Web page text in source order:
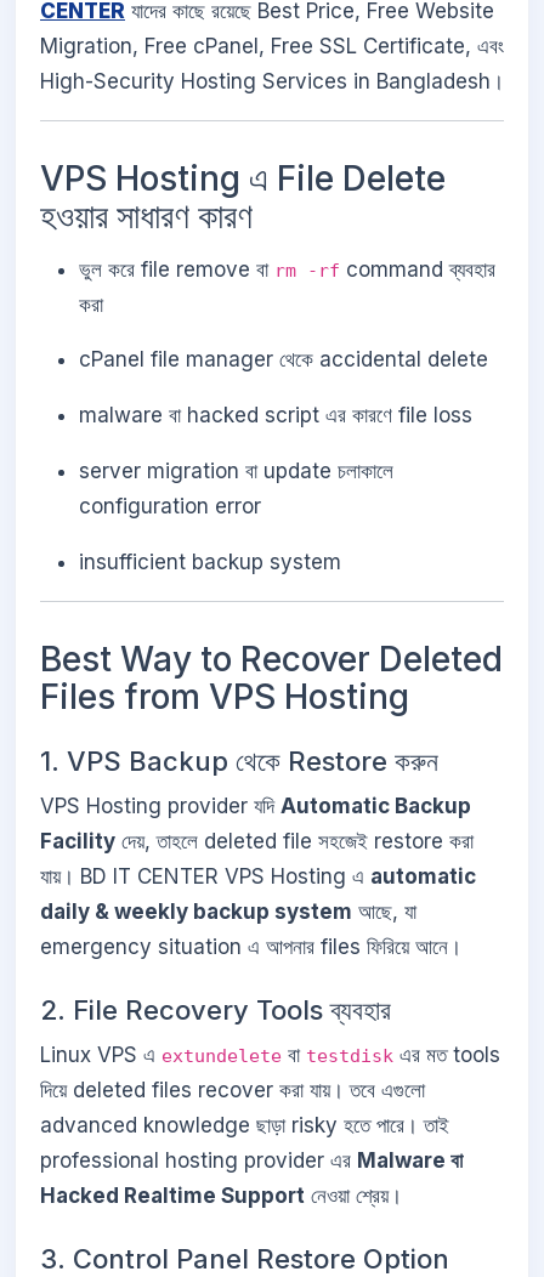
CENTER যাদের কাছে রয়েছে Best Price, Free Website
Migration, Free cPanel, Free SSL Certificate, এবং
High-Security Hosting Services in Bangladesh।
VPS Hosting এ File Delete
হওয়ার সাধারণ কারণ
ভুল করে file remove বা rm -rf command ব্যবহার
করা
cPanel file manager থেকে accidental delete
malware বা hacked script এর কারণে file loss
server migration বা update চলাকালে
configuration error
insufficient backup system
Best Way to Recover Deleted
Files from VPS Hosting
1. VPS Backup থেকে Restore করুন
VPS Hosting provider যদি Automatic Backup
Facility দেয়, তাহলে deleted file সহজেই restore করা
যায়। BD IT CENTER VPS Hosting এ automatic
daily & weekly backup system আছে, যা
emergency situation এ আপনার files ফিরিয়ে আনে।
2. File Recovery Tools ব্যবহার
Linux VPS এ extundelete বা testdisk এর মত tools
দিয়ে deleted files recover করা যায়। তবে এগুলো
advanced knowledge ছাড়া risky হতে পারে। তাই
professional hosting provider এর Malware বা
Hacked Realtime Support নেওয়া শ্রেয়।
3. Control Panel Restore Option